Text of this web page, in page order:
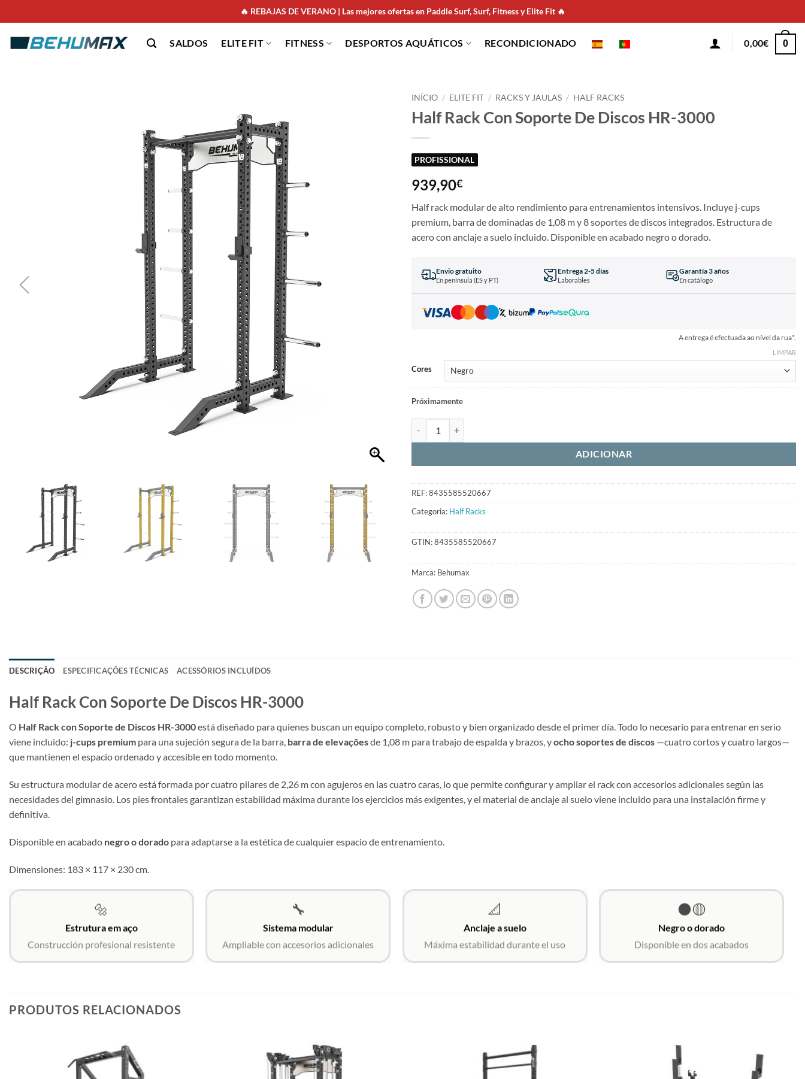
🔥 REBAJAS DE VERANO | Las mejores ofertas en Paddle Surf, Surf, Fitness y Elite Fit 🔥
SALDOS ELITE FIT FITNESS DESPORTOS AQUÁTICOS RECONDICIONADO 0,00€ 0
INÍCIO / ELITE FIT / RACKS Y JAULAS / HALF RACKS
Half Rack Con Soporte De Discos HR-3000
PROFISSIONAL
939,90€
Half rack modular de alto rendimiento para entrenamientos intensivos. Incluye j-cups
premium, barra de dominadas de 1,08 m y 8 soportes de discos integrados. Estructura de
acero con anclaje a suelo incluido. Disponible en acabado negro o dorado.
Envio gratuito
En península (ES y PT)
Entrega 2-5 días
Laborables
Garantía 3 años
En catálogo
A entrega é efectuada ao nível da rua*.
Cores
LIMPAR
Próximamente
ADICIONAR
REF:8435585520667
Categoria: Half Racks
GTIN:8435585520667
Marca: Behumax
DESCRIÇÃO ESPECIFICAÇÕES TÉCNICAS ACESSÓRIOS INCLUÍDOS
Half Rack Con Soporte De Discos HR-3000
O Half Rack con Soporte de Discos HR-3000está diseñado para quienes buscan un equipo completo, robusto y bien organizado desde el primer día. Todo lo necesario para entrenar en serio
viene incluido: j-cups premium para una sujeción segura de la barra, barra de elevaçõesde 1,08 m para trabajo de espalda y brazos, yocho soportes de discos —cuatro cortos y cuatro largos—
que mantienen el espacio ordenado y accesible en todo momento.
Su estructura modular de acero está formada por cuatro pilares de 2,26 m con agujeros en las cuatro caras, lo que permite configurar y ampliar el rack con accesorios adicionales según las
necesidades del gimnasio. Los pies frontales garantizan estabilidad máxima durante los ejercicios más exigentes, y el material de anclaje al suelo viene incluido para una instalación firme y
definitiva.
Disponible en acabado negro o dorado para adaptarse a la estética de cualquier espacio de entrenamiento.
Dimensiones: 183 × 117 × 230 cm.
🔩
Estrutura em aço
Construcción profesional resistente
🔧
Sistema modular
Ampliable con accesorios adicionales
📐
Anclaje a suelo
Máxima estabilidad durante el uso
⚫🟡
Negro o dorado
Disponible en dos acabados
PRODUTOS RELACIONADOS